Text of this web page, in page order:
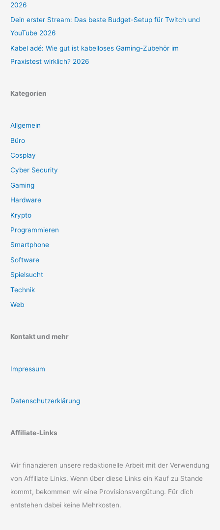
2026
Dein erster Stream: Das beste Budget-Setup für Twitch und
YouTube 2026
Kabel adé: Wie gut ist kabelloses Gaming-Zubehör im
Praxistest wirklich? 2026
Kategorien
Allgemein
Büro
Cosplay
Cyber Security
Gaming
Hardware
Krypto
Programmieren
Smartphone
Software
Spielsucht
Technik
Web
Kontakt und mehr
Impressum
Datenschutzerklärung
Affiliate-Links
Wir finanzieren unsere redaktionelle Arbeit mit der Verwendung
von Affiliate Links. Wenn über diese Links ein Kauf zu Stande
kommt, bekommen wir eine Provisionsvergütung. Für dich
entstehen dabei keine Mehrkosten.